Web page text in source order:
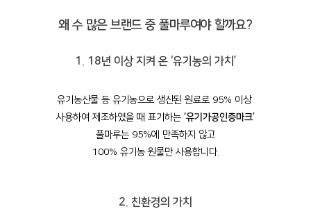
왜 수 많은 브랜드 중 풀마루여야 할까요?
1. 18년 이상 지켜 온 ‘유기농의 가치’
유기농산물 등 유기농으로 생산된 원료로 95% 이상
사용하여 제조하였을 때 표기하는 ‘유기가공인증마크’
풀마루는 95%에 만족하지 않고
100% 유기농 원물만 사용합니다.
2. 친환경의 가치